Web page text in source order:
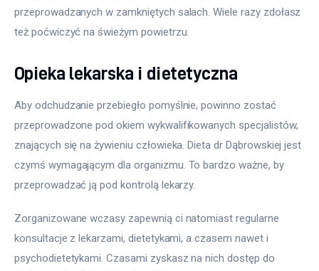
przeprowadzanych w zamkniętych salach. Wiele razy zdołasz
też poćwiczyć na świeżym powietrzu.
Opieka lekarska i dietetyczna
Aby odchudzanie przebiegło pomyślnie, powinno zostać
przeprowadzone pod okiem wykwalifikowanych specjalistów,
znających się na żywieniu człowieka. Dieta dr Dąbrowskiej jest
czymś wymagającym dla organizmu. To bardzo ważne, by
przeprowadzać ją pod kontrolą lekarzy.
Zorganizowane wczasy zapewnią ci natomiast regularne
konsultacje z lekarzami, dietetykami, a czasem nawet i
psychodietetykami. Czasami zyskasz na nich dostęp do